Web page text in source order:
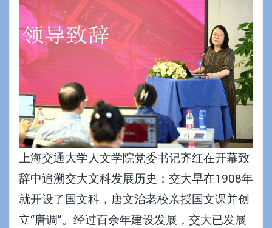
上海交通大学人文学院党委书记齐红在开幕致
辞中追溯交大文科发展历史：交大早在1908年
就开设了国文科，唐文治老校亲授国文课并创
立“唐调”。经过百余年建设发展，交大已发展